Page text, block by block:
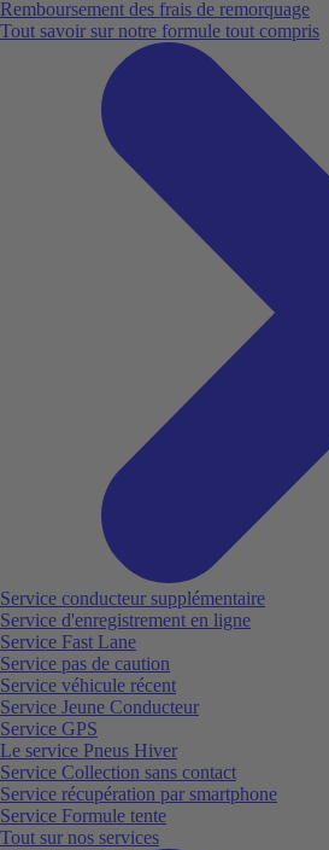
Remboursement des frais de remorquage
Tout savoir sur notre formule tout compris
Service conducteur supplémentaire
Service d'enregistrement en ligne
Service Fast Lane
Service pas de caution
Service véhicule récent
Service Jeune Conducteur
Service GPS
Le service Pneus Hiver
Service Collection sans contact
Service récupération par smartphone
Service Formule tente
Tout sur nos services